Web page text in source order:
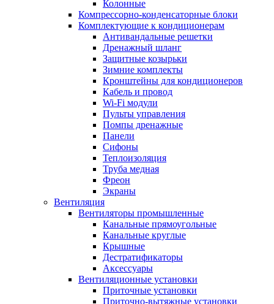
Колонные
Компрессорно-конденсаторные блоки
Комплектующие к кондиционерам
Антивандальные решетки
Дренажный шланг
Защитные козырьки
Зимние комплекты
Кронштейны для кондиционеров
Кабель и провод
Wi-Fi модули
Пульты управления
Помпы дренажные
Панели
Сифоны
Теплоизоляция
Труба медная
Фреон
Экраны
Вентиляция
Вентиляторы промышленные
Канальные прямоугольные
Канальные круглые
Крышные
Дестратификаторы
Аксессуары
Вентиляционные установки
Приточные установки
Приточно-вытяжные установки